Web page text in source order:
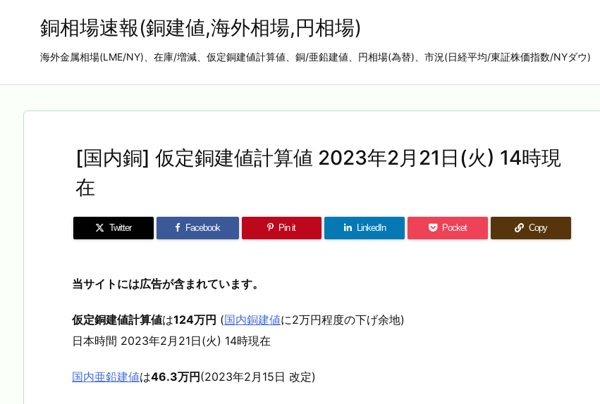
銅相場速報(銅建値,海外相場,円相場)
海外金属相場(LME/NY)、在庫/増減、仮定銅建値計算値、銅/亜鉛建値、円相場(為替)、市況(日経平均/東証株価指数/NYダウ)
[国内銅] 仮定銅建値計算値 2023年2月21日(火) 14時現
在
Twitter Facebook Pin it LinkedIn Pocket Copy
当サイトには広告が含まれています。
仮定銅建値計算値は124万円 (国内銅建値に2万円程度の下げ余地)
日本時間 2023年2月21日(火) 14時現在
国内亜鉛建値は46.3万円(2023年2月15日 改定)